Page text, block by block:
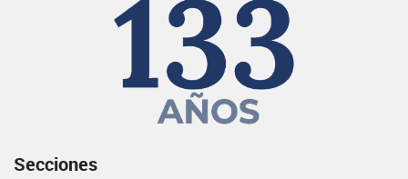
Secciones